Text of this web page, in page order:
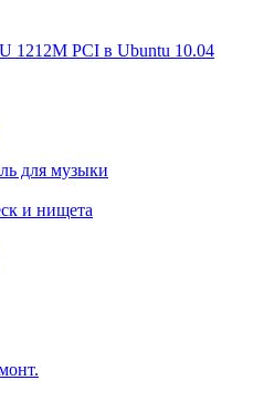
1212M PCI в Ubuntu 10.04
для музыки
и нищета